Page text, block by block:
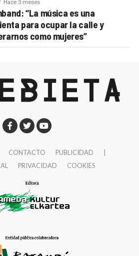
Hace 3 meses
“La música es una
para ocupar la calle y
como mujeres”
CONTACTO PUBLICIDAD
PRIVACIDAD COOKIES